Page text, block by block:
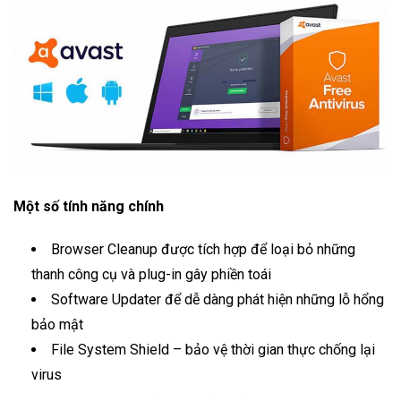
Một số tính năng chính
Browser Cleanup được tích hợp để loại bỏ những
thanh công cụ và plug-in gây phiền toái
Software Updater để dễ dàng phát hiện những lỗ hổng
bảo mật
File System Shield – bảo vệ thời gian thực chống lại
virus